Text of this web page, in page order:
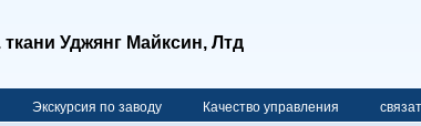
ткани Уджянг Майксин, Лтд
Экскурсия по заводу Качество управления